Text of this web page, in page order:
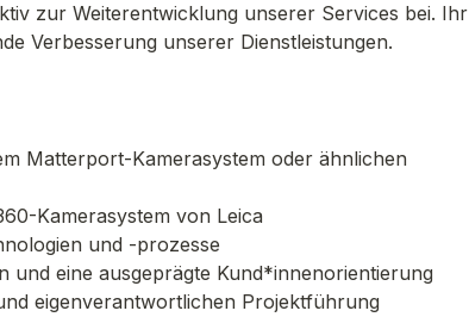
zur Weiterentwicklung unserer Services bei. Ihr
Verbesserung unserer Dienstleistungen.
Matterport-Kamerasystem oder ähnlichen
Kamerasystem von Leica
und -prozesse
und eine ausgeprägte Kund*innenorientierung
eigenverantwortlichen Projektführung